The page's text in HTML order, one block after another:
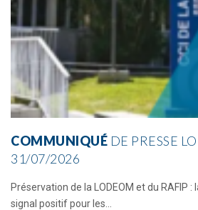
COMMUNIQUÉ DE PRESSE
31/07/2026
Préservation de la LODEOM et du RAFIP :
signal positif pour les...